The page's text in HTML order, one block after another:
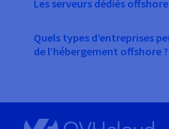
Les serveurs dédiés
Quels types d’entreprises
de l’hébergement offshore ?